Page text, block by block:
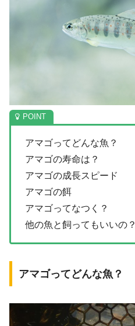
アマゴってどんな魚？
アマゴの寿命は？
アマゴの成長スピード
アマゴの餌
アマゴってなつく？
他の魚と飼ってもいいの？
アマゴってどんな魚？